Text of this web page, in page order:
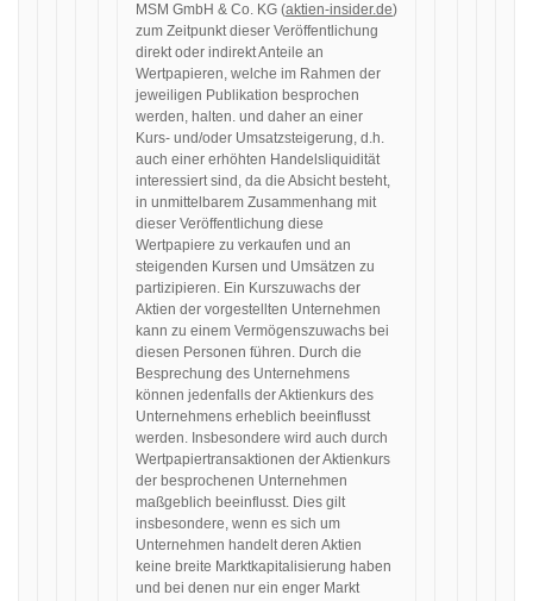
MSM GmbH & Co. KG (aktien-insider.de)
zum Zeitpunkt dieser Veröffentlichung
direkt oder indirekt Anteile an
Wertpapieren, welche im Rahmen der
jeweiligen Publikation besprochen
werden, halten. und daher an einer
Kurs- und/oder Umsatzsteigerung, d.h.
auch einer erhöhten Handelsliquidität
interessiert sind, da die Absicht besteht,
in unmittelbarem Zusammenhang mit
dieser Veröffentlichung diese
Wertpapiere zu verkaufen und an
steigenden Kursen und Umsätzen zu
partizipieren. Ein Kurszuwachs der
Aktien der vorgestellten Unternehmen
kann zu einem Vermögenszuwachs bei
diesen Personen führen. Durch die
Besprechung des Unternehmens
können jedenfalls der Aktienkurs des
Unternehmens erheblich beeinflusst
werden. Insbesondere wird auch durch
Wertpapiertransaktionen der Aktienkurs
der besprochenen Unternehmen
maßgeblich beeinflusst. Dies gilt
insbesondere, wenn es sich um
Unternehmen handelt deren Aktien
keine breite Marktkapitalisierung haben
und bei denen nur ein enger Markt